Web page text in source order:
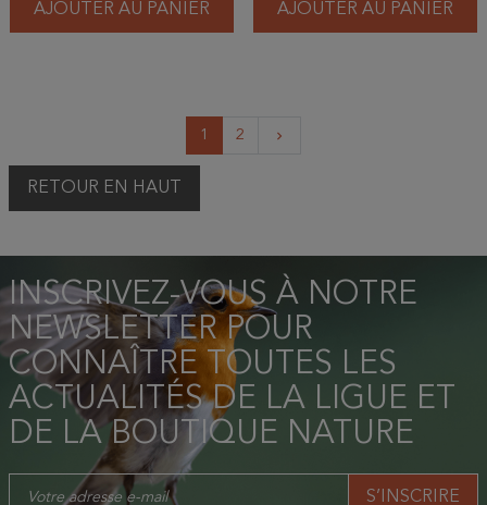
AJOUTER AU PANIER AJOUTER AU PANIER
1 2 keyboard_arrow_right
RETOUR EN HAUT
INSCRIVEZ-VOUS À NOTRE
NEWSLETTER POUR
CONNAÎTRE TOUTES LES
ACTUALITÉS DE LA LIGUE ET
DE LA BOUTIQUE NATURE